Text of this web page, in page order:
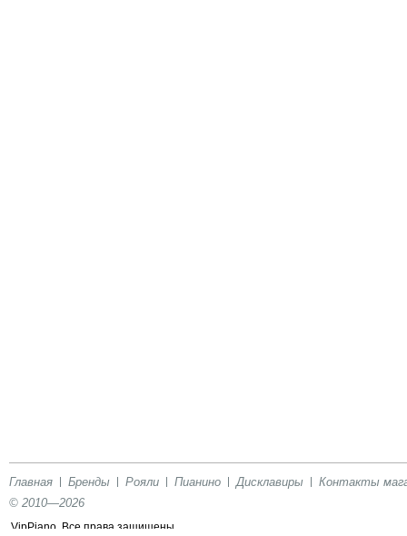
Главная Бренды Рояли Пианино Дисклавиры
Контакты
© 2010—2026
VipPiano. Все права защищены.